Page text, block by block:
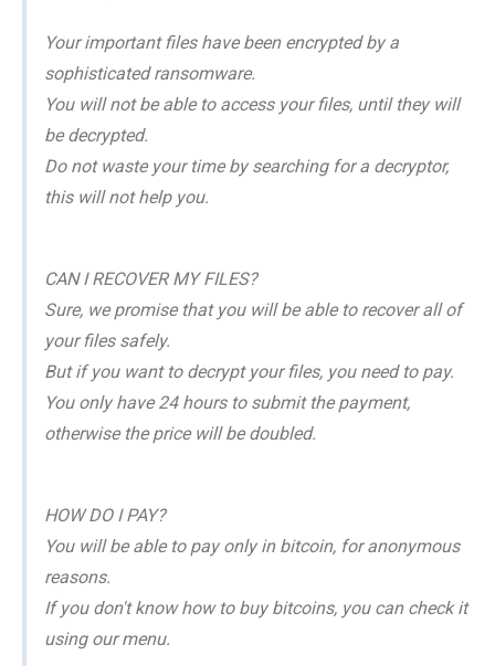
Your important files have been encrypted by a
sophisticated ransomware.
You will not be able to access your files, until they will
be decrypted.
Do not waste your time by searching for a decryptor,
this will not help you.
CAN I RECOVER MY FILES?
Sure, we promise that you will be able to recover all of
your files safely.
But if you want to decrypt your files, you need to pay.
You only have 24 hours to submit the payment,
otherwise the price will be doubled.
HOW DO I PAY?
You will be able to pay only in bitcoin, for anonymous
reasons.
If you don't know how to buy bitcoins, you can check it
using our menu.